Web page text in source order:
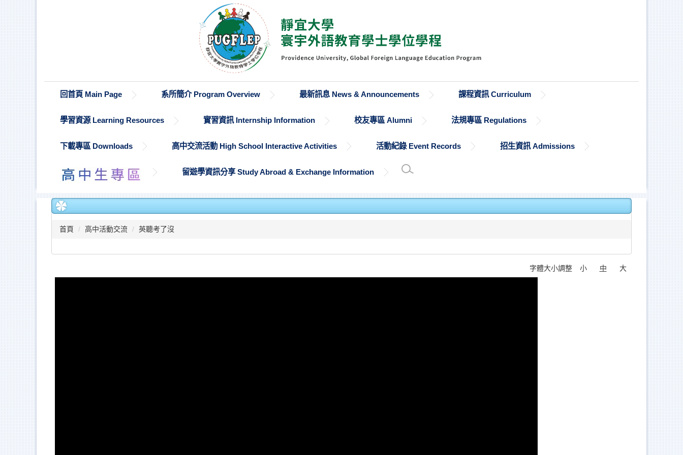
回首頁 Main Page 系所簡介 Program Overview 最新訊息 News & Announcements 課程資訊 Curriculum
學習資源 Learning Resources 實習資訊 Internship Information 校友專區 Alumni 法規專區 Regulations
下載專區 Downloads 高中交流活動 High School Interactive Activities 活動紀錄 Event Records 招生資訊 Admissions
留遊學資訊分享 Study Abroad & Exchange Information
首頁 高中活動交流 英聽考了沒
字體大小調整 小 中 大